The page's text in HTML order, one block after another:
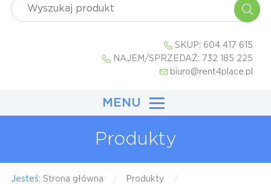
SKUP: 604 417 615
NAJEM/SPRZEDAŻ: 732 185 225
biuro@rent4place.pl
MENU
Produkty
Jesteś: Strona główna
Produkty